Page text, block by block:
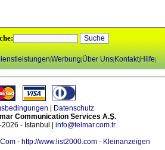
|Werbung|Über Uns|Kontakt|Hilfe|
Datenschutz
Communication Services A.Ş.
- İstanbul | info@telmar.com.tr
- http://www.list2000.com - Kleinanzeigen